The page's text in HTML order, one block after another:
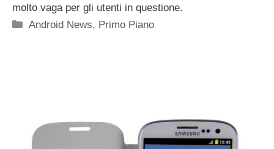
molto vaga per gli utenti in questione.
Categorie
Android News, Primo Piano